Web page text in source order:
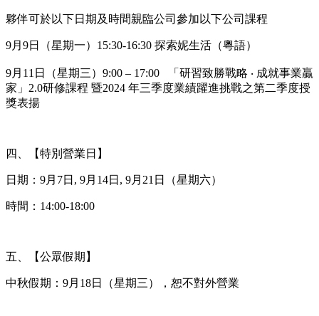
夥伴可於以下日期及時間親臨公司參加以下公司課程
9月9日（星期一）15:30-16:30 探索妮生活（粵語）
9月11日（星期三）9:00 – 17:00 「研習致勝戰略 ‧ 成就事業贏
家」2.0研修課程 暨2024 年三季度業績躍進挑戰之第二季度授
獎表揚
四、【特別營業日】
日期：9月7日, 9月14日, 9月21日（星期六）
時間：14:00-18:00
五、【公眾假期】
中秋假期：9月18日（星期三），恕不對外營業